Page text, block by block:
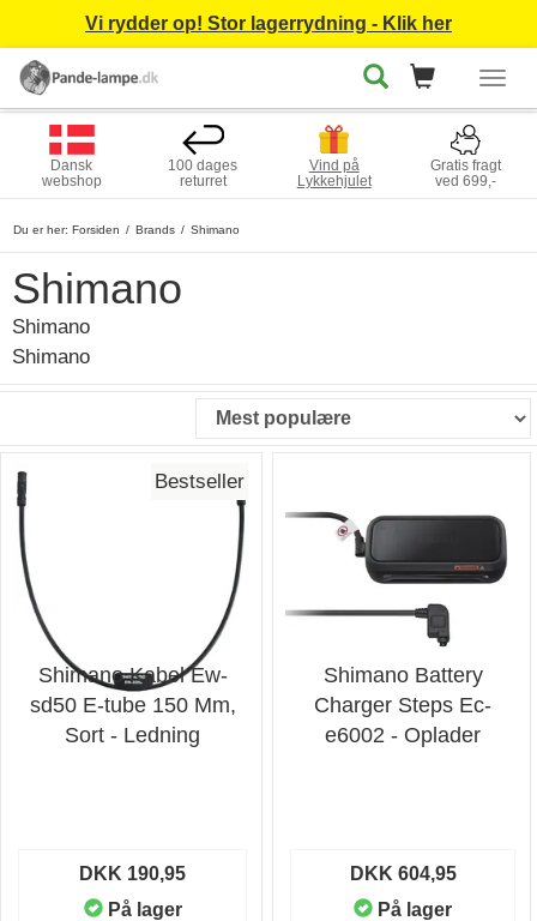
Vi rydder op! Stor lagerrydning - Klik her
Dansk
webshop
100 dages
returret
Vind på
Lykkehjulet
Gratis fragt
ved 699,-
Du er her: Forsiden Brands Shimano
Shimano
Shimano
Shimano
Bestseller
Shimano Kabel Ew-
sd50 E-tube 150 Mm,
Sort - Ledning
DKK 190,95
På lager
Shimano Battery
Charger Steps Ec-
e6002 - Oplader
DKK 604,95
På lager